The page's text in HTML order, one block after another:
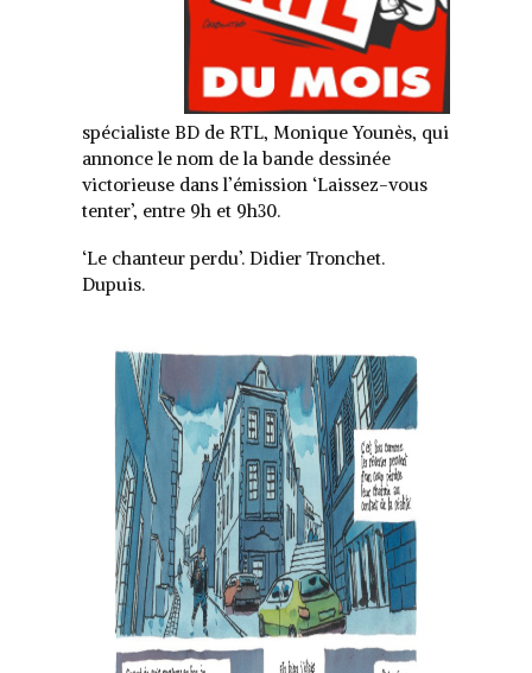
spécialiste BD de RTL, Monique Younès, qui
annonce le nom de la bande dessinée
victorieuse dans l’émission ‘Laissez-vous
tenter’, entre 9h et 9h30.
‘Le chanteur perdu’. Didier Tronchet.
Dupuis.